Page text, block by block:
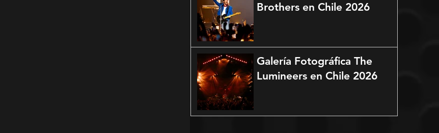
Brothers en Chile 2026
Galería Fotográfica The
Lumineers en Chile 2026